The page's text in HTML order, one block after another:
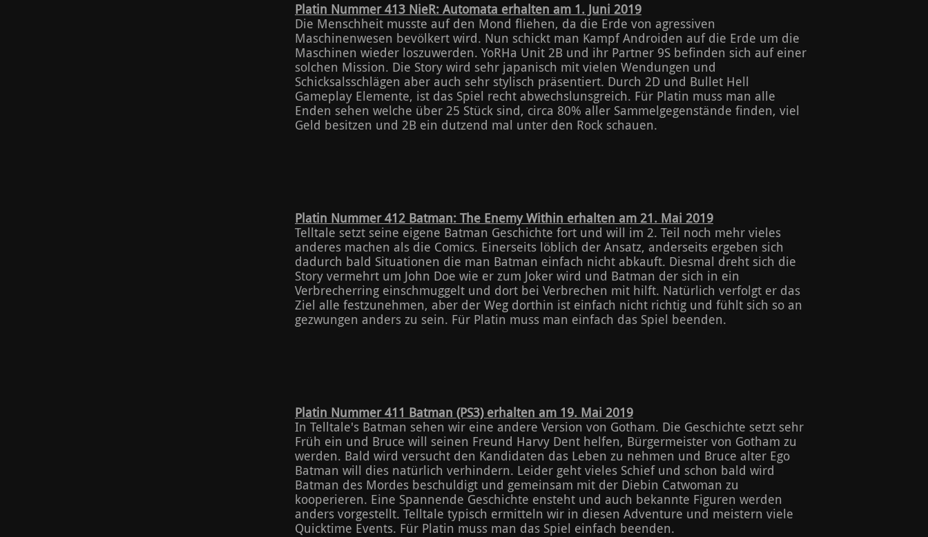
Platin Nummer 413 NieR: Automata erhalten am 1. Juni 2019
Die Menschheit musste auf den Mond fliehen, da die Erde von agressiven
Maschinenwesen bevölkert wird. Nun schickt man Kampf Androiden auf die Erde um die
Maschinen wieder loszuwerden. YoRHa Unit 2B und ihr Partner 9S befinden sich auf einer
solchen Mission. Die Story wird sehr japanisch mit vielen Wendungen und
Schicksalsschlägen aber auch sehr stylisch präsentiert. Durch 2D und Bullet Hell
Gameplay Elemente, ist das Spiel recht abwechslunsgreich. Für Platin muss man alle
Enden sehen welche über 25 Stück sind, circa 80% aller Sammelgegenstände finden, viel
Geld besitzen und 2B ein dutzend mal unter den Rock schauen.
Platin Nummer 412 Batman: The Enemy Within erhalten am 21. Mai 2019
Telltale setzt seine eigene Batman Geschichte fort und will im 2. Teil noch mehr vieles
anderes machen als die Comics. Einerseits löblich der Ansatz, anderseits ergeben sich
dadurch bald Situationen die man Batman einfach nicht abkauft. Diesmal dreht sich die
Story vermehrt um John Doe wie er zum Joker wird und Batman der sich in ein
Verbrecherring einschmuggelt und dort bei Verbrechen mit hilft. Natürlich verfolgt er das
Ziel alle festzunehmen, aber der Weg dorthin ist einfach nicht richtig und fühlt sich so an
gezwungen anders zu sein. Für Platin muss man einfach das Spiel beenden.
Platin Nummer 411 Batman (PS3) erhalten am 19. Mai 2019
In Telltale's Batman sehen wir eine andere Version von Gotham. Die Geschichte setzt sehr
Früh ein und Bruce will seinen Freund Harvy Dent helfen, Bürgermeister von Gotham zu
werden. Bald wird versucht den Kandidaten das Leben zu nehmen und Bruce alter Ego
Batman will dies natürlich verhindern. Leider geht vieles Schief und schon bald wird
Batman des Mordes beschuldigt und gemeinsam mit der Diebin Catwoman zu
kooperieren. Eine Spannende Geschichte ensteht und auch bekannte Figuren werden
anders vorgestellt. Telltale typisch ermitteln wir in diesen Adventure und meistern viele
Quicktime Events. Für Platin muss man das Spiel einfach beenden.